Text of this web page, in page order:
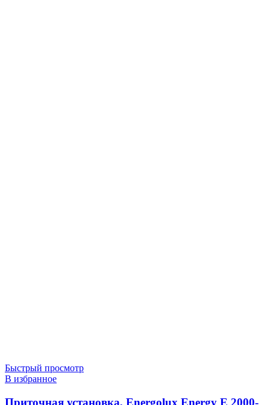
Быстрый просмотр
В избранное
Приточная установка, Energolux Energy E 2000-